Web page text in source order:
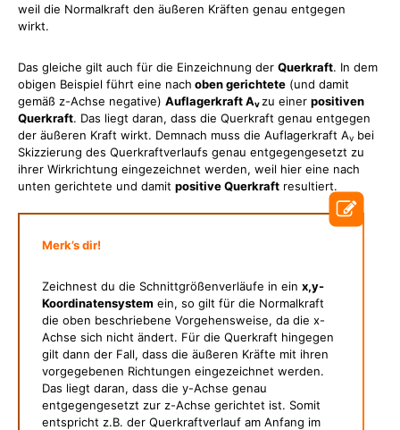
weil die Normalkraft den äußeren Kräften genau entgegen
wirkt.
Das gleiche gilt auch für die Einzeichnung der Querkraft. In dem
obigen Beispiel führt eine nach oben gerichtete (und damit
gemäß z-Achse negative) Auflagerkraft Av zu einer positiven
Querkraft. Das liegt daran, dass die Querkraft genau entgegen
der äußeren Kraft wirkt. Demnach muss die Auflagerkraft Av bei
Skizzierung des Querkraftverlaufs genau entgegengesetzt zu
ihrer Wirkrichtung eingezeichnet werden, weil hier eine nach
unten gerichtete und damit positive Querkraft resultiert.
Merk’s dir!
Zeichnest du die Schnittgrößenverläufe in ein x,y-
Koordinatensystem ein, so gilt für die Normalkraft
die oben beschriebene Vorgehensweise, da die x-
Achse sich nicht ändert. Für die Querkraft hingegen
gilt dann der Fall, dass die äußeren Kräfte mit ihren
vorgegebenen Richtungen eingezeichnet werden.
Das liegt daran, dass die y-Achse genau
entgegengesetzt zur z-Achse gerichtet ist. Somit
entspricht z.B. der Querkraftverlauf am Anfang im